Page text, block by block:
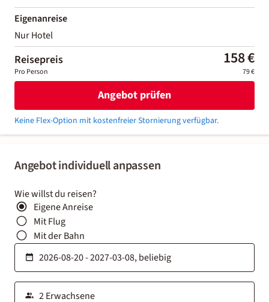
Angebot individuell anpassen
Wie willst du reisen?
Eigene Anreise
Mit Flug
Mit der Bahn
Eigenanreise
Nur Hotel
Reisepreis 158 €
Pro Person 79 €
Angebot prüfen
Keine Flex-Option mit kostenfreier Stornierung verfügbar.